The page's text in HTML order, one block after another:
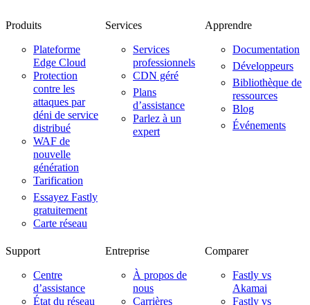
Produits
Plateforme
Edge Cloud
Protection
contre les
attaques par
déni de service
distribué
WAF de
nouvelle
génération
Tarification
Essayez Fastly
gratuitement
Carte réseau
Services
Services
professionnels
CDN géré
Plans
d’assistance
Parlez à un
expert
Apprendre
Documentation
Développeurs
Bibliothèque de
ressources
Blog
Événements
Support
Centre
d’assistance
État du réseau
Entreprise
À propos de
nous
Carrières
Comparer
Fastly vs
Akamai
Fastly vs